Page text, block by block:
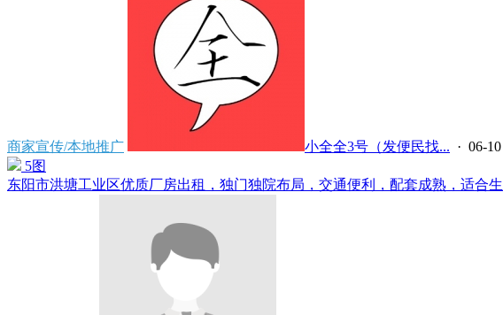
商家宣传/本地推广 小全全3号（发便民找... · 06-
5图
东阳市洪塘工业区优质厂房出租，独门独院布局，交通便利，配套成熟，适合